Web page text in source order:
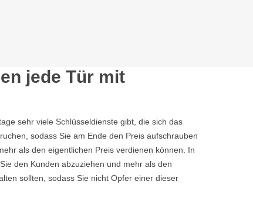
jede Tür mit
sehr viele Schlüsseldienste gibt, die sich das
sodass Sie am Ende den Preis aufschrauben
als den eigentlichen Preis verdienen können. In
den Kunden abzuziehen und mehr als den
sollten, sodass Sie nicht Opfer einer dieser